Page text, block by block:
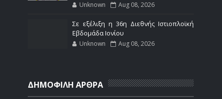
Unknown Aug 08, 2026
Σε εξέλιξη η 36η Διεθνής Ιστιοπλοϊκή
Εβδομάδα Ιονίου
Unknown Aug 08, 2026
ΔΗΜΟΦΙΛΗ ΑΡΘΡΑ